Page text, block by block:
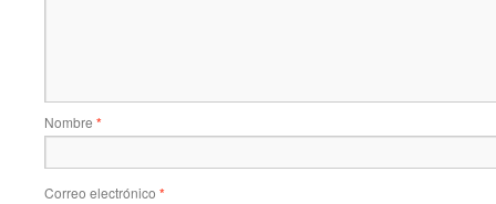
Nombre *
Correo electrónico *